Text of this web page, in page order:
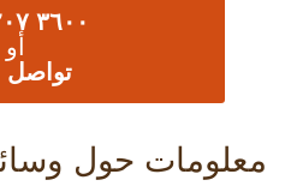
٣٦٠٠ ٢٠٧ ٠١١
أو
تواصل
معلومات حول